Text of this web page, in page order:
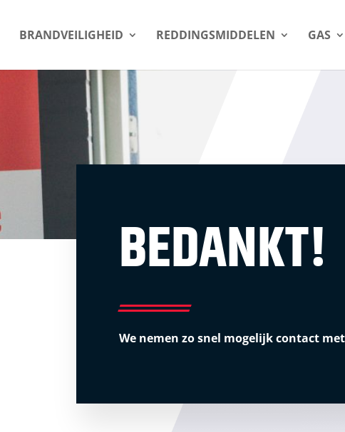
BRANDVEILIGHEID REDDINGSMIDDELEN GAS
BEDANKT!
We nemen zo snel mogelijk contact